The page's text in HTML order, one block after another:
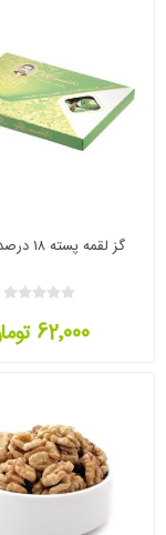
گز لقمه پسته ۱۸ درصد کرمانی
62٬000 تومان